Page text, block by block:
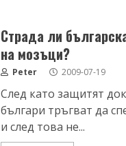
Страда ли
на мозъци?
Peter 2009-07-19
След като защитят
българи тръгват да
и след това не...